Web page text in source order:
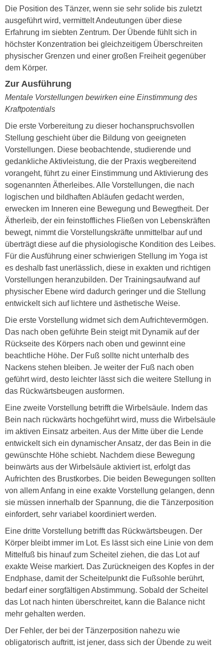
Die Position des Tänzer, wenn sie sehr solide bis zuletzt
ausgeführt wird, vermittelt Andeutungen über diese
Erfahrung im siebten Zentrum. Der Übende fühlt sich in
höchster Konzentration bei gleichzeitigem Überschreiten
physischer Grenzen und einer großen Freiheit gegenüber
dem Körper.
Zur Ausführung
Mentale Vorstellungen bewirken eine Einstimmung des
Kraftpotentials
Die erste Vorbereitung zu dieser hochanspruchsvollen
Stellung geschieht über die Bildung von geeigneten
Vorstellungen. Diese beobachtende, studierende und
gedankliche Aktivleistung, die der Praxis wegbereitend
vorangeht, führt zu einer Einstimmung und Aktivierung des
sogenannten Ätherleibes. Alle Vorstellungen, die nach
logischen und bildhaften Abläufen gedacht werden,
erwecken im Inneren eine Bewegung und Bewegtheit. Der
Ätherleib, der ein feinstoffliches Fließen von Lebenskräften
bewegt, nimmt die Vorstellungskräfte unmittelbar auf und
überträgt diese auf die physiologische Kondition des Leibes.
Für die Ausführung einer schwierigen Stellung im Yoga ist
es deshalb fast unerlässlich, diese in exakten und richtigen
Vorstellungen heranzubilden. Der Trainingsaufwand auf
physischer Ebene wird dadurch geringer und die Stellung
entwickelt sich auf lichtere und ästhetische Weise.
Die erste Vorstellung widmet sich dem Aufrichtevermögen.
Das nach oben geführte Bein steigt mit Dynamik auf der
Rückseite des Körpers nach oben und gewinnt eine
beachtliche Höhe. Der Fuß sollte nicht unterhalb des
Nackens stehen bleiben. Je weiter der Fuß nach oben
geführt wird, desto leichter lässt sich die weitere Stellung in
das Rückwärtsbeugen ausformen.
Eine zweite Vorstellung betrifft die Wirbelsäule. Indem das
Bein nach rückwärts hochgeführt wird, muss die Wirbelsäule
im aktiven Einsatz arbeiten. Aus der Mitte über die Lende
entwickelt sich ein dynamischer Ansatz, der das Bein in die
gewünschte Höhe schiebt. Nachdem diese Bewegung
beinwärts aus der Wirbelsäule aktiviert ist, erfolgt das
Aufrichten des Brustkorbes. Die beiden Bewegungen sollten
von allem Anfang in eine exakte Vorstellung gelangen, denn
sie müssen innerhalb der Spannung, die die Tänzerposition
einfordert, sehr variabel koordiniert werden.
Eine dritte Vorstellung betrifft das Rückwärtsbeugen. Der
Körper bleibt immer im Lot. Es lässt sich eine Linie von dem
Mittelfuß bis hinauf zum Scheitel ziehen, die das Lot auf
exakte Weise markiert. Das Zurückneigen des Kopfes in der
Endphase, damit der Scheitelpunkt die Fußsohle berührt,
bedarf einer sorgfältigen Abstimmung. Sobald der Scheitel
das Lot nach hinten überschreitet, kann die Balance nicht
mehr gehalten werden.
Der Fehler, der bei der Tänzerposition nahezu wie
obligatorisch auftritt, ist jener, dass sich der Übende zu weit